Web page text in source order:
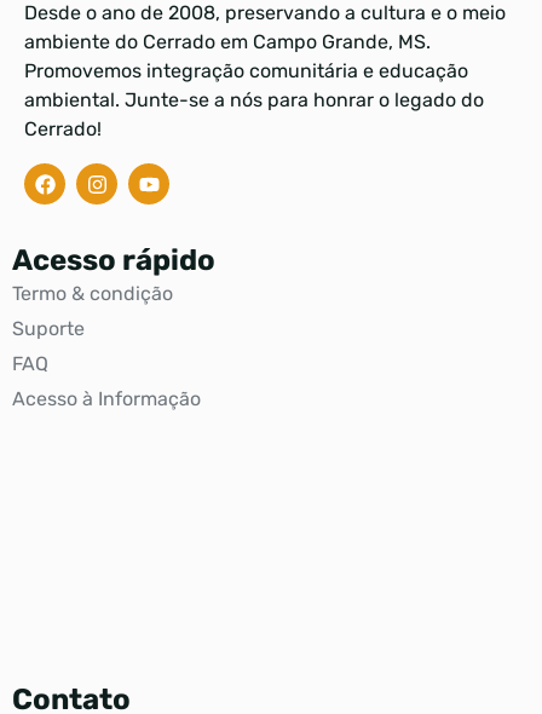
Desde o ano de 2008, preservando a cultura e o meio
ambiente do Cerrado em Campo Grande, MS.
Promovemos integração comunitária e educação
ambiental. Junte-se a nós para honrar o legado do
Cerrado!
Acesso rápido
Termo & condição
Suporte
FAQ
Acesso à Informação
Contato